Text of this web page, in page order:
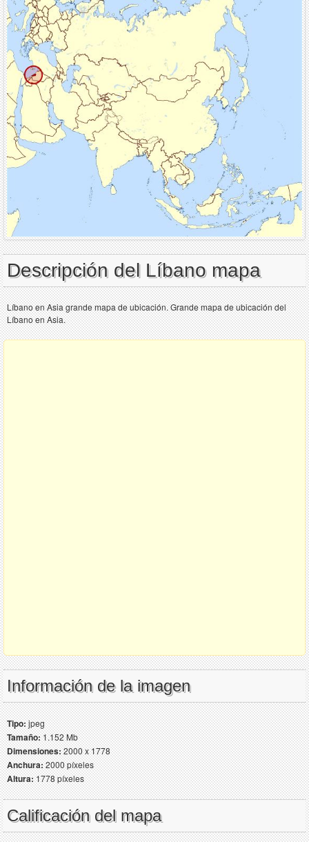
Descripción del Líbano mapa
Líbano en Asia grande mapa de ubicación. Grande mapa de ubicación del
Líbano en Asia.
Información de la imagen
Tipo:jpeg
Tamaño:1.152 Mb
Dimensiones:2000 x 1778
Anchura:2000 píxeles
Altura:1778 píxeles
Calificación del mapa